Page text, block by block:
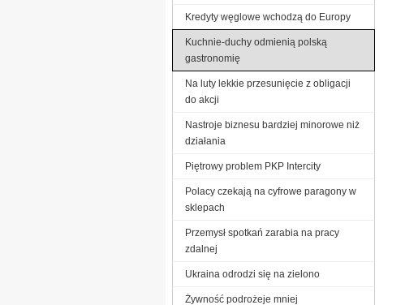
Kredyty węglowe wchodzą do Europy
Kuchnie-duchy odmienią polską
gastronomię
Na luty lekkie przesunięcie z obligacji
do akcji
Nastroje biznesu bardziej minorowe niż
działania
Piętrowy problem PKP Intercity
Polacy czekają na cyfrowe paragony w
sklepach
Przemysł spotkań zarabia na pracy
zdalnej
Ukraina odrodzi się na zielono
Żywność podrożeje mniej